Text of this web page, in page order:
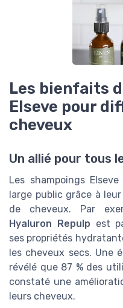
Les bienfaits
Elseve pour
cheveux
Un allié pour tous
Les shampoings
large public grâce à
de cheveux. Par
Hyaluron Repulp est
ses propriétés
les cheveux secs. Une
révélé que 87 % des
constaté une
leurs cheveux.